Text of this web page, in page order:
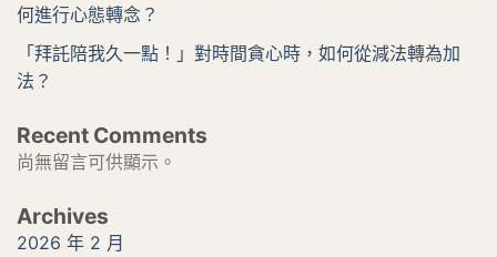
何進行心態轉念？
「拜託陪我久一點！」對時間貪心時，如何從減法轉為加
法？
Recent Comments
尚無留言可供顯示。
Archives
2026 年 2 月